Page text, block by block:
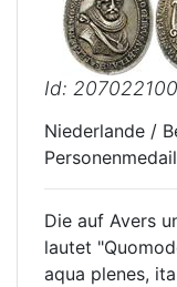
Id:
Niederlande /
Die auf Avers
lautet
aqua plenes,